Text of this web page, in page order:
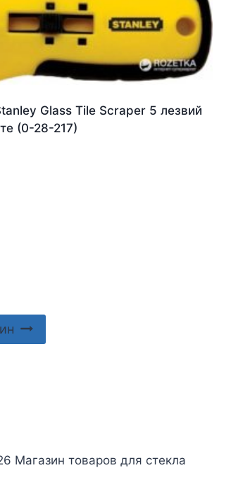
Glass Tile Scraper 5 лезвий
(0-28-217)
Магазин товаров для стекла